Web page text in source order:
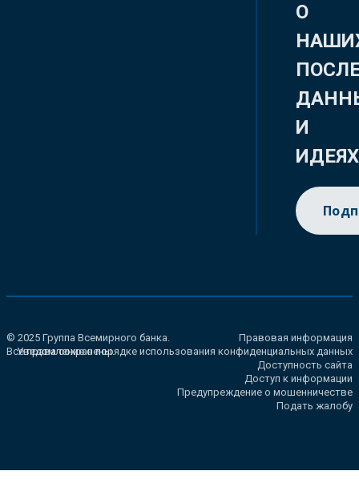
О
И
ИДЕЯХ
© 2025 Группа Всемирного банка.
Все права сохранены.
Правовая информация
Уведомление о порядке использования конфиденциальных данных
Доступность сайта
Доступ к информации
Предупреждение о мошенничестве
Подать жалобу